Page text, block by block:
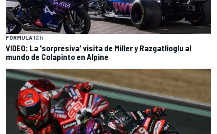
FÓRMULA 12 h
VIDEO: La 'sorpresiva' visita de Miller y Razgatlioglu al
mundo de Colapinto en Alpine